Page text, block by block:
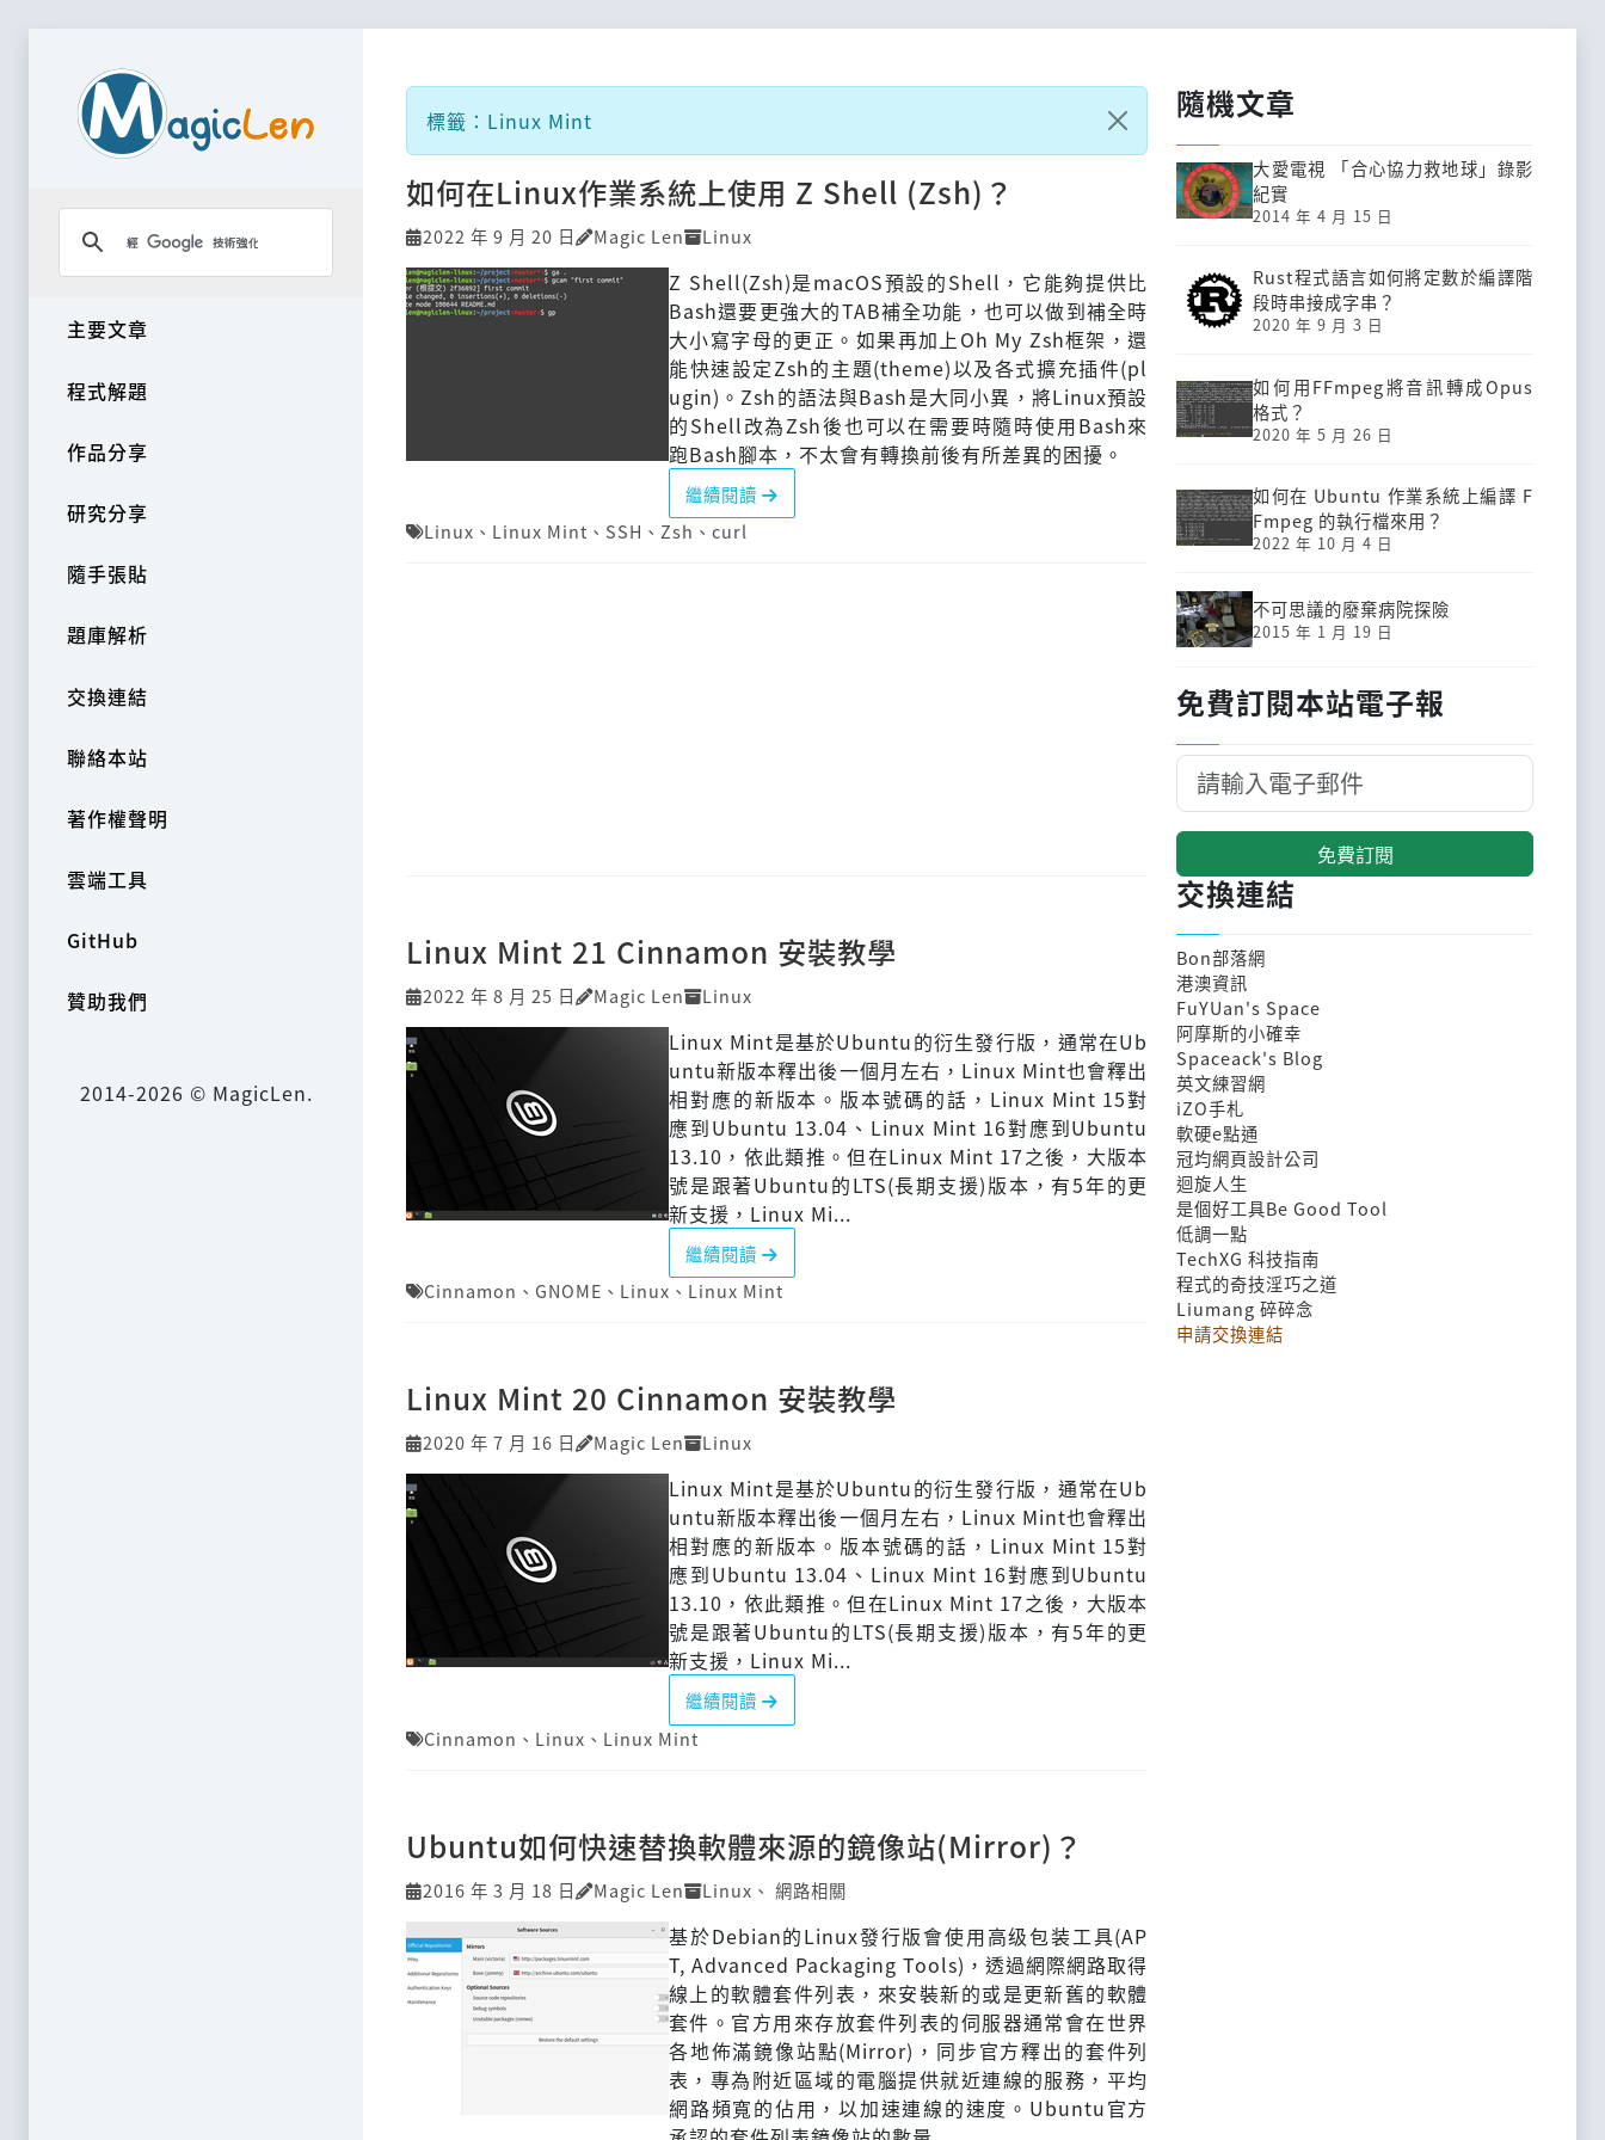
主要文章
程式解題
作品分享
研究分享
隨手張貼
題庫解析
交換連結
聯絡本站
著作權聲明
雲端工具
GitHub
贊助我們
2014-2026 © MagicLen.
標籤：Linux Mint
如何在Linux作業系統上使用 Z Shell (Zsh)？
2022 年 9 月 20 日 Magic Len Linux
Z Shell(Zsh)是macOS預設的Shell，它能夠提供比
Bash還要更強大的TAB補全功能，也可以做到補全時
大小寫字母的更正。如果再加上Oh My Zsh框架，還
能快速設定Zsh的主題(theme)以及各式擴充插件(pl
ugin)。Zsh的語法與Bash是大同小異，將Linux預設
的Shell改為Zsh後也可以在需要時隨時使用Bash來
跑Bash腳本，不太會有轉換前後有所差異的困擾。
繼續閱讀
Linux 、 Linux Mint 、 SSH 、 Zsh 、 curl
Linux Mint 21 Cinnamon 安裝教學
2022 年 8 月 25 日 Magic Len Linux
Linux Mint是基於Ubuntu的衍生發行版，通常在Ub
untu新版本釋出後一個月左右，Linux Mint也會釋出
相對應的新版本。版本號碼的話，Linux Mint 15對
應到Ubuntu 13.04、Linux Mint 16對應到Ubuntu
13.10，依此類推。但在Linux Mint 17之後，大版本
號是跟著Ubuntu的LTS(長期支援)版本，有5年的更
新支援，Linux Mi...
繼續閱讀
Cinnamon 、 GNOME 、 Linux 、 Linux Mint
Linux Mint 20 Cinnamon 安裝教學
2020 年 7 月 16 日 Magic Len Linux
Linux Mint是基於Ubuntu的衍生發行版，通常在Ub
untu新版本釋出後一個月左右，Linux Mint也會釋出
相對應的新版本。版本號碼的話，Linux Mint 15對
應到Ubuntu 13.04、Linux Mint 16對應到Ubuntu
13.10，依此類推。但在Linux Mint 17之後，大版本
號是跟著Ubuntu的LTS(長期支援)版本，有5年的更
新支援，Linux Mi...
繼續閱讀
Cinnamon 、 Linux 、 Linux Mint
Ubuntu如何快速替換軟體來源的鏡像站(Mirror)？
2016 年 3 月 18 日 Magic Len Linux 、 網路相關
基於Debian的Linux發行版會使用高级包装工具(AP
T, Advanced Packaging Tools)，透過網際網路取得
線上的軟體套件列表，來安裝新的或是更新舊的軟體
套件。官方用來存放套件列表的伺服器通常會在世界
各地佈滿鏡像站點(Mirror)，同步官方釋出的套件列
表，專為附近區域的電腦提供就近連線的服務，平均
網路頻寬的佔用，以加速連線的速度。Ubuntu官方
隨機文章
大愛電視 「合心協力救地球」錄影
紀實
2014 年 4 月 15 日
Rust程式語言如何將定數於編譯階
段時串接成字串？
2020 年 9 月 3 日
如何用FFmpeg將音訊轉成Opus
格式？
2020 年 5 月 26 日
如何在 Ubuntu 作業系統上編譯 F
Fmpeg 的執行檔來用？
2022 年 10 月 4 日
不可思議的廢棄病院探險
2015 年 1 月 19 日
免費訂閱本站電子報
免費訂閱
交換連結
Bon部落網
港澳資訊
FuYUan's Space
阿摩斯的小確幸
Spaceack's Blog
英文練習網
iZO手札
軟硬e點通
冠均網頁設計公司
迴旋人生
是個好工具Be Good Tool
低調一點
TechXG 科技指南
程式的奇技淫巧之道
Liumang 碎碎念
申請交換連結